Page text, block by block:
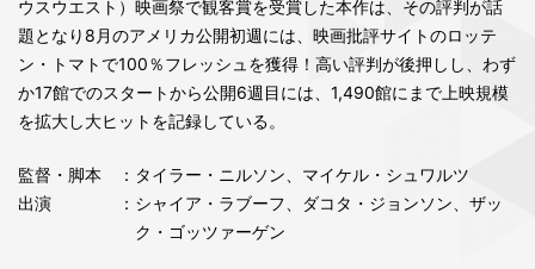
ウスウエスト）映画祭で観客賞を受賞した本作は、その評判が話
題となり8月のアメリカ公開初週には、映画批評サイトのロッテ
ン・トマトで100％フレッシュを獲得！高い評判が後押しし、わず
か17館でのスタートから公開6週目には、1,490館にまで上映規模
を拡大し大ヒットを記録している。
監督・脚本
：タイラー・ニルソン、マイケル・シュワルツ
出演
：シャイア・ラブーフ、ダコタ・ジョンソン、ザッ
ク・ゴッツァーゲン